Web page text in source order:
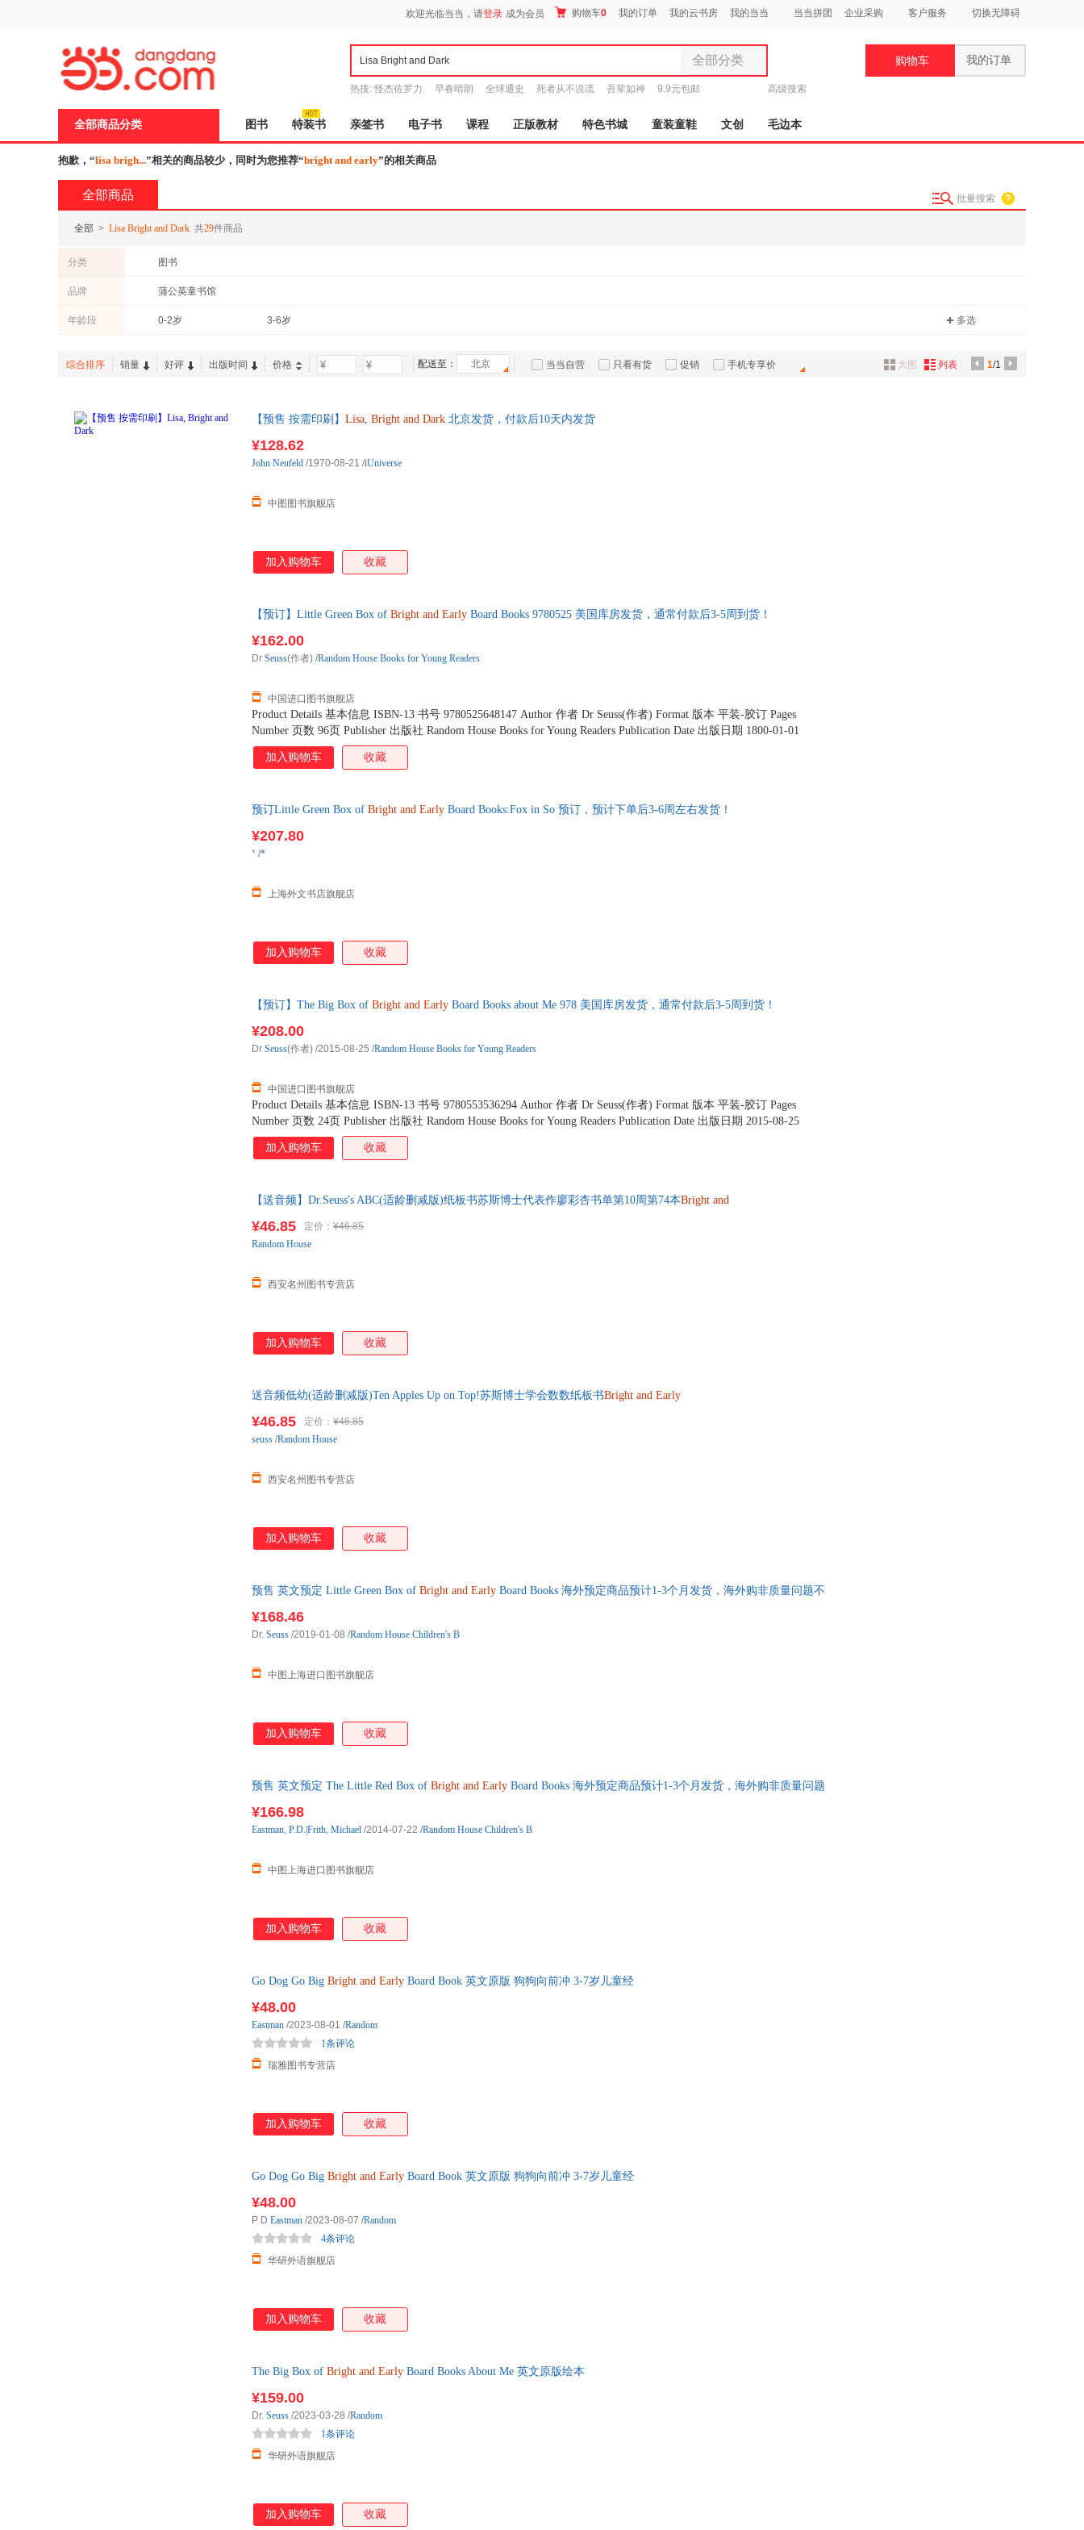
欢迎光临当当，请登录 成为会员 购物车0 我的订单 我的云书房 我的当当 当当拼团 企业采购 客户服务 切换无障碍
全部分类
全部分类
图书
电子书
热搜: 怪杰佐罗力 早春晴朗 全球通史 死者从不说谎 吾辈如神 9.9元包邮 高级搜索
购物车 我的订单
全部商品分类 图书 特装书 亲签书 电子书 课程 正版教材 特色书城 童装童鞋 文创 毛边本
抱歉，“lisa brigh...”相关的商品较少，同时为您推荐“bright and early”的相关商品
全部商品 批量搜索
全部 > Lisa Bright and Dark 共29件商品
分类 图书
品牌 蒲公英童书馆
年龄段 0-2岁 3-6岁 多选
综合排序 销量 好评 出版时间 价格 - 配送至： 北京 当当自营 只看有货 促销 手机专享价 1/1
大图 列表
【预售 按需印刷】 Lisa, Bright and Dark 北京发货，付款后10天内发货
¥128.62
中图图书旗舰店
John Neufeld /1970-08-21 /iUniverse
加入购物车 收藏
【预订】Little Green Box of Bright and Early Board Books 9780525 美国库房发货，通常付款后3-5周到货！
Product Details 基本信息 ISBN-13 书号 9780525648147 Author 作者 Dr Seuss(作者) Format 版本 平装-胶订 Pages
Number 页数 96页 Publisher 出版社 Random House Books for Young Readers Publication Date 出版日期 1800-01-01
Product Dimensions 商品尺寸 4.9 x 6 x 2.3 cm Shipping Weight 商品重量 1190g Language 语种 英语
¥162.00
中国进口图书旗舰店
Dr Seuss(作者) /Random House Books for Young Readers
加入购物车 收藏
预订Little Green Box of Bright and Early Board Books:Fox in So 预订，预计下单后3-6周左右发货！
¥207.80
上海外文书店旗舰店
* /*
加入购物车 收藏
【预订】The Big Box of Bright and Early Board Books about Me 978 美国库房发货，通常付款后3-5周到货！
Product Details 基本信息 ISBN-13 书号 9780553536294 Author 作者 Dr Seuss(作者) Format 版本 平装-胶订 Pages
Number 页数 24页 Publisher 出版社 Random House Books for Young Readers Publication Date 出版日期 2015-08-25
Product Dimensions 商品尺寸 7.6 x 5.4 x 2.3 cm Shipping Weight 商品重量 1700g Language 语种 英语
¥208.00
中国进口图书旗舰店
Dr Seuss(作者) /2015-08-25 /Random House Books for Young Readers
加入购物车 收藏
【送音频】Dr.Seuss's ABC(适龄删减版)纸板书苏斯博士代表作廖彩杏书单第10周第74本Bright and
¥46.85 定价： ¥46.85
西安名州图书专营店
Random House
加入购物车 收藏
送音频低幼(适龄删减版)Ten Apples Up on Top!苏斯博士学会数数纸板书Bright and Early
¥46.85 定价： ¥46.85
西安名州图书专营店
seuss /Random House
加入购物车 收藏
预售 英文预定 Little Green Box of Bright and Early Board Books 海外预定商品预计1-3个月发货，海外购非质量问题不
¥168.46
中图上海进口图书旗舰店
Dr. Seuss /2019-01-08 /Random House Children's B
加入购物车 收藏
预售 英文预定 The Little Red Box of Bright and Early Board Books 海外预定商品预计1-3个月发货，海外购非质量问题
¥166.98
中图上海进口图书旗舰店
Eastman, P.D.|Frith, Michael /2014-07-22 /Random House Children's B
加入购物车 收藏
Go Dog Go Big Bright and Early Board Book 英文原版 狗狗向前冲 3-7岁儿童经
¥48.00
瑞雅图书专营店
1条评论
Eastman /2023-08-01 /Random
加入购物车 收藏
Go Dog Go Big Bright and Early Board Book 英文原版 狗狗向前冲 3-7岁儿童经
¥48.00
华研外语旗舰店
4条评论
P D Eastman /2023-08-07 /Random
加入购物车 收藏
The Big Box of Bright and Early Board Books About Me 英文原版绘本
¥159.00
华研外语旗舰店
1条评论
Dr. Seuss /2023-03-28 /Random
加入购物车 收藏
页